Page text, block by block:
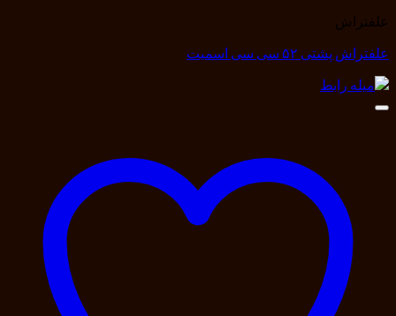
علفتراش
علفتراش پشتی ۵۲ سی سی اسمیت